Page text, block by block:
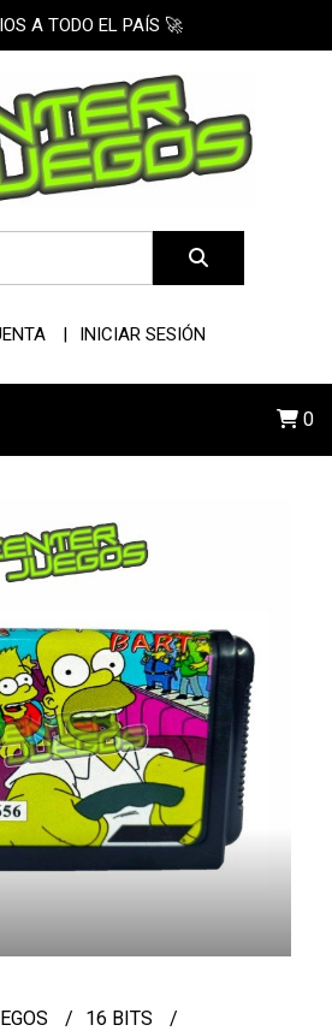
A TODO EL PAÍS 🚀
INICIAR SESIÓN
0
16 BITS